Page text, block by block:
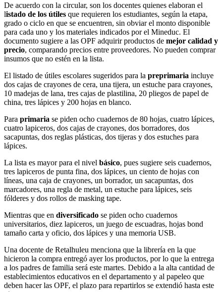
De acuerdo con la circular, son los docentes quienes elaboran el
listado de los útiles que requieren los estudiantes, según la etapa,
grado o ciclo en que se encuentren, sin obviar el monto disponible
para cada uno y los materiales indicados por el Mineduc. El
documento sugiere a las OPF adquirir productos de mejor calidad y
precio, comparando precios entre proveedores. No pueden comprar
insumos que no estén en la lista.
El listado de útiles escolares sugeridos para la preprimaria incluye
dos cajas de crayones de cera, una tijera, un estuche para crayones,
10 madejas de lana, tres cajas de plastilina, 20 pliegos de papel de
china, tres lápices y 200 hojas en blanco.
Para primaria se piden ocho cuadernos de 80 hojas, cuatro lápices,
cuatro lapiceros, dos cajas de crayones, dos borradores, dos
sacapuntas, dos reglas plásticas, dos tijeras y dos estuches para
lápices.
La lista es mayor para el nivel básico, pues sugiere seis cuadernos,
tres lapiceros de punta fina, dos lápices, un ciento de hojas con
líneas, una caja de crayones, un borrador, un sacapuntas, dos
marcadores, una regla de metal, un estuche para lápices, seis
fólderes y dos rollos de masking tape.
Mientras que en diversificado se piden ocho cuadernos
universitarios, diez lapiceros, un juego de escuadras, hojas bond
tamaño carta y oficio, dos lápices y una memoria USB.
Una docente de Retalhuleu menciona que la librería en la que
hicieron la compra entregó ayer los productos, por lo que la entrega
a los padres de familia será este martes. Debido a la alta cantidad de
establecimientos educativos en el departamento y al papeleo que
deben hacer las OPF, el plazo para repartirlos se extendió hasta este